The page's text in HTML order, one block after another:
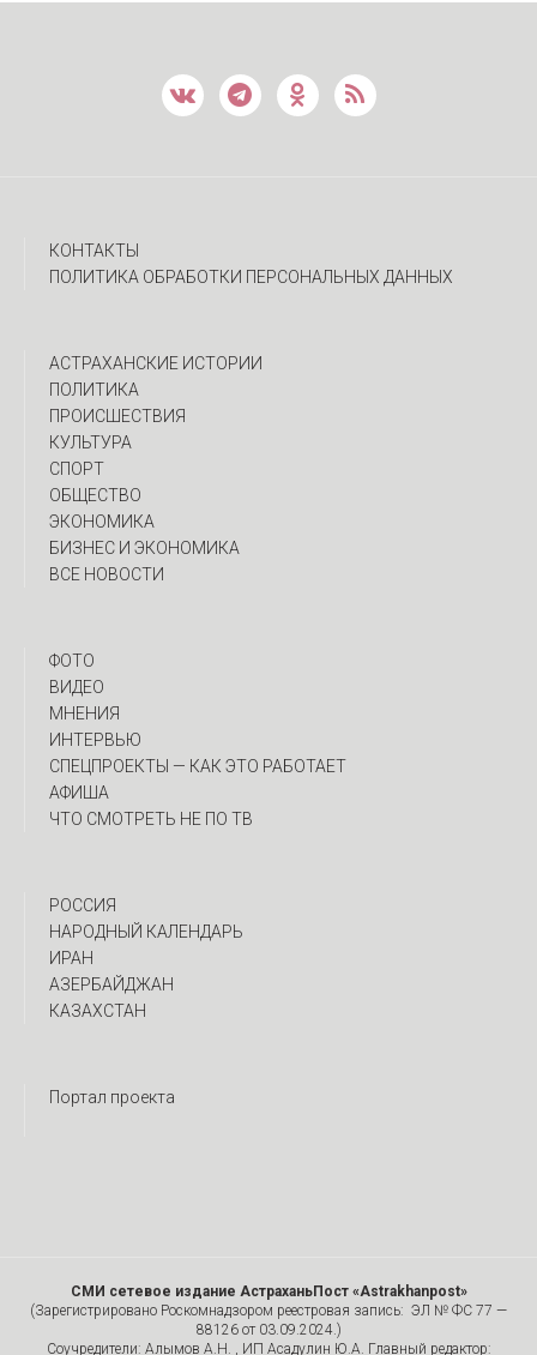
КОНТАКТЫ
ПОЛИТИКА ОБРАБОТКИ ПЕРСОНАЛЬНЫХ ДАННЫХ
АСТРАХАНСКИЕ ИСТОРИИ
ПОЛИТИКА
ПРОИСШЕСТВИЯ
КУЛЬТУРА
СПОРТ
ОБЩЕСТВО
ЭКОНОМИКА
БИЗНЕС И ЭКОНОМИКА
ВСЕ НОВОСТИ
ФОТО
ВИДЕО
МНЕНИЯ
ИНТЕРВЬЮ
CПЕЦПРОЕКТЫ — КАК ЭТО РАБОТАЕТ
АФИША
ЧТО СМОТРЕТЬ НЕ ПО ТВ
РОССИЯ
НАРОДНЫЙ КАЛЕНДАРЬ
ИРАН
АЗЕРБАЙДЖАН
КАЗАХСТАН
Портал проекта
СМИ сетевое издание АстраханьПост «Astrakhanpost»
(Зарегистрировано Роскомнадзором реестровая запись: ЭЛ № ФС 77 —
88126 от 03.09.2024.)
Соучредители: Алымов А.Н. , ИП Асадулин Ю.А. Главный редактор: